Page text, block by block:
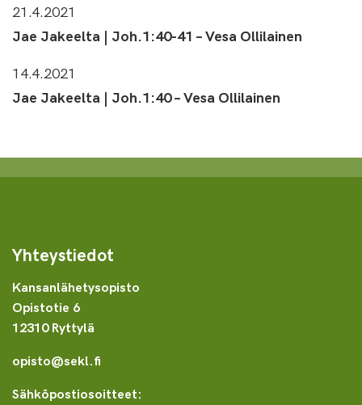
21.4.2021
Jae Jakeelta | Joh.1:40-41 – Vesa Ollilainen
14.4.2021
Jae Jakeelta | Joh.1:40 – Vesa Ollilainen
Yhteystiedot
Kansanlähetysopisto
Opistotie 6
12310 Ryttylä
opisto@sekl.fi
Sähköpostiosoitteet: